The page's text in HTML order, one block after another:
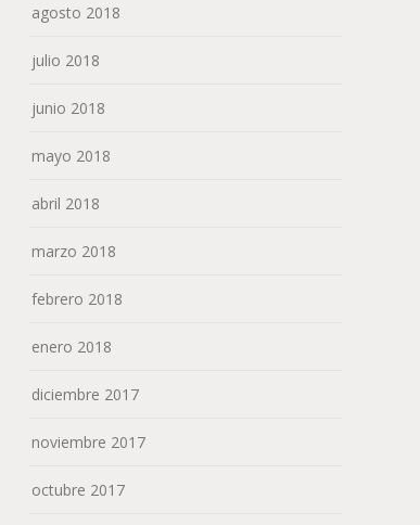
agosto 2018
julio 2018
junio 2018
mayo 2018
abril 2018
marzo 2018
febrero 2018
enero 2018
diciembre 2017
noviembre 2017
octubre 2017